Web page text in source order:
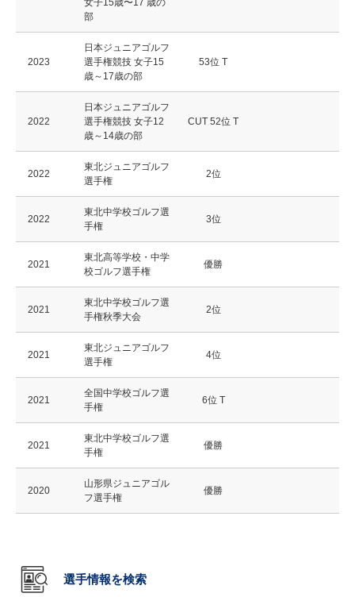
女子15歳〜17 歳の
部
2023
日本ジュニアゴルフ
選手権競技 女子15
歳～17歳の部
53位 T
2022
日本ジュニアゴルフ
選手権競技 女子12
歳～14歳の部
CUT 52位 T
2022
東北ジュニアゴルフ
選手権
2位
2022
東北中学校ゴルフ選
手権
3位
2021
東北高等学校・中学
校ゴルフ選手権
優勝
2021
東北中学校ゴルフ選
手権秋季大会
2位
2021
東北ジュニアゴルフ
選手権
4位
2021
全国中学校ゴルフ選
手権
6位 T
2021
東北中学校ゴルフ選
手権
優勝
2020
山形県ジュニアゴル
フ選手権
優勝
選手情報を検索